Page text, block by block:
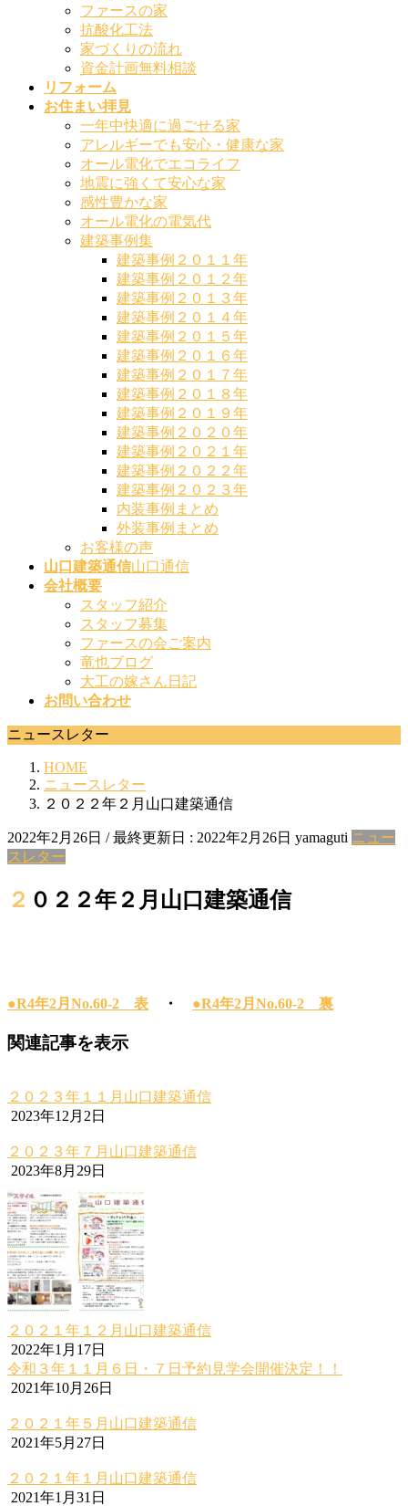
ファースの家
抗酸化工法
家づくりの流れ
資金計画無料相談
リフォーム
お住まい拝見
一年中快適に過ごせる家
アレルギーでも安心・健康な家
オール電化でエコライフ
地震に強くて安心な家
感性豊かな家
オール電化の電気代
建築事例集
建築事例２０１１年
建築事例２０１２年
建築事例２０１３年
建築事例２０１４年
建築事例２０１５年
建築事例２０１６年
建築事例２０１７年
建築事例２０１８年
建築事例２０１９年
建築事例２０２０年
建築事例２０２１年
建築事例２０２２年
建築事例２０２３年
内装事例まとめ
外装事例まとめ
お客様の声
山口建築通信山口通信
会社概要
スタッフ紹介
スタッフ募集
ファースの会ご案内
竜也ブログ
大工の嫁さん日記
お問い合わせ
ニュースレター
HOME
ニュースレター
２０２２年２月山口建築通信
2022年2月26日 / 最終更新日 : 2022年2月26日 yamaguti ニュー
スレター
２０２２年２月山口建築通信
●R4年2月No.60-2 表 ・ ●R4年2月No.60-2 裏
関連記事を表示
２０２３年１１月山口建築通信
2023年12月2日
２０２３年７月山口建築通信
2023年8月29日
２０２１年１２月山口建築通信
2022年1月17日
令和３年１１月６日・７日予約見学会開催決定！！
2021年10月26日
２０２１年５月山口建築通信
2021年5月27日
２０２１年１月山口建築通信
2021年1月31日